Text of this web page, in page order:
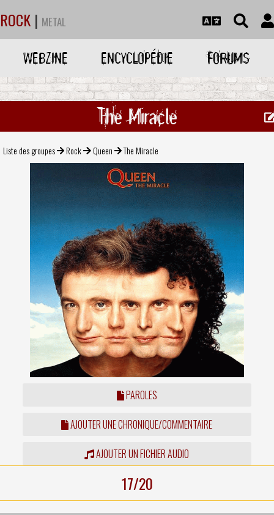
ROCK | METAL
WEBZINE ENCYCLOPÉDIE FORUMS
The Miracle
Liste des groupes Rock Queen The Miracle
PAROLES
AJOUTER UNE CHRONIQUE/COMMENTAIRE
AJOUTER UN FICHIER AUDIO
17/20